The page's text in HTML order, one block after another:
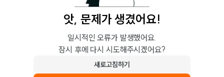
앗, 문제가 생겼어요!
일시적인 오류가 발생했어요.
잠시 후에 다시 시도해주시겠어요?
새로고침하기